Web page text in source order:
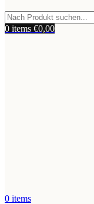
0 items €0,00
0 items